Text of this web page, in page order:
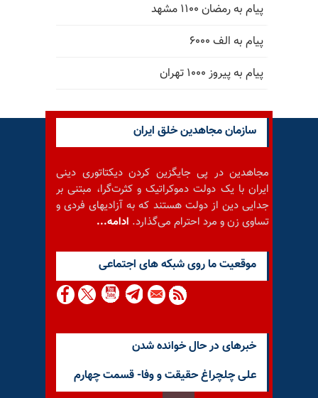
پیام به رمضان ۱۱۰۰ مشهد
پیام به الف ۶۰۰۰
پیام به پیروز ۱۰۰۰ تهران
سازمان مجاهدین خلق ایران
مجاهدین در پی جایگزین کردن دیکتاتوری دینی
ایران با یک دولت دموکراتیک و کثرت‌گرا، مبتنی بر
جدایی دین از دولت هستند که به آزادیهای فردی و
تساوی زن و مرد احترام می‌گذارد. ادامه...
موقعيت ما روى شبكه هاى اجتماعى
خبرهای در حال خوانده شدن
علی چلچراغ حقیقت و وفا- قسمت چهارم